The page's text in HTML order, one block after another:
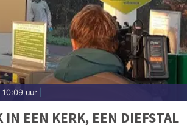
10:09 uur
IN EEN KERK, EEN DIEFSTAL